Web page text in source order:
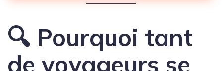
🔍 Pourquoi tant
de voyageurs se